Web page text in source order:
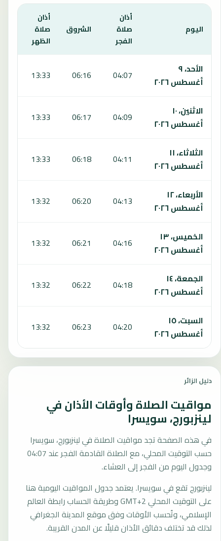
اليوم
أذان
صلاة
الفجر
الشروق
أذان
صلاة
الظهر
الأحد، ٩
أغسطس ٢٠٢٦
04:07
06:16
13:33
الاثنين، ١٠
أغسطس ٢٠٢٦
04:09
06:17
13:33
الثلاثاء، ١١
أغسطس ٢٠٢٦
04:11
06:18
13:33
الأربعاء، ١٢
أغسطس ٢٠٢٦
04:13
06:20
13:32
الخميس، ١٣
أغسطس ٢٠٢٦
04:16
06:21
13:32
الجمعة، ١٤
أغسطس ٢٠٢٦
04:18
06:22
13:32
السبت، ١٥
أغسطس ٢٠٢٦
04:20
06:23
13:32
دليل الزائر
مواقيت الصلاة وأوقات الأذان في
لينزبورج، سويسرا
في هذه الصفحة تجد مواقيت الصلاة في لينزبورج، سويسرا
حسب التوقيت المحلي، مع الصلاة القادمة الفجر عند 04:07
وجدول اليوم من الفجر إلى العشاء.
لينزبورج تقع في سويسرا. يعتمد جدول المواقيت اليومية هنا
على التوقيت المحلي GMT+2 وطريقة الحساب رابطة العالم
الإسلامي، وتُحسب الأوقات وفق موقع المدينة الجغرافي
لذلك قد تختلف دقائق الأذان قليلًا عن المدن القريبة.